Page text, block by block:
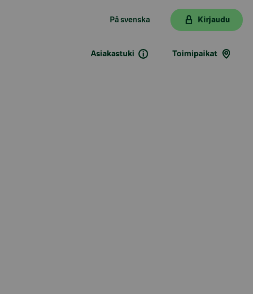
På svenska Kirjaudu
Asiakastuki Toimipaikat